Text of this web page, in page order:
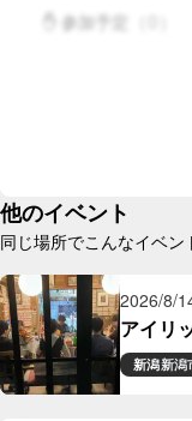
✋ 参加予定
他のイベント
同じ場所でこんなイベ
2026/8/
アイリ
山踏切
新潟新潟